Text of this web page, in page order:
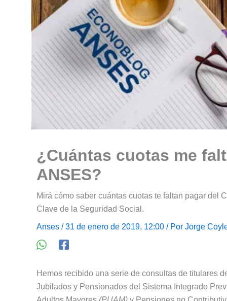
¿Cuántas cuotas me
ANSES?
Mirá cómo saber cuántas cuotas te faltan pagar del
Clave de la Seguridad Social.
Anses / 31 de enero de 2019, 12:00 / Por Jorge
Hemos recibido una serie de consultas de titulares
Jubilados y Pensionados del Sistema Integrado